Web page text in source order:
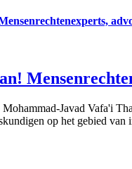
Javad Vafa'i
op het gebied